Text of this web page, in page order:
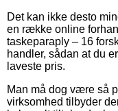
Det kan ikke desto
en række online
taskeparaply – 16
handler, sådan at du
laveste pris.
Man må dog være så
virksomhed tilbyder